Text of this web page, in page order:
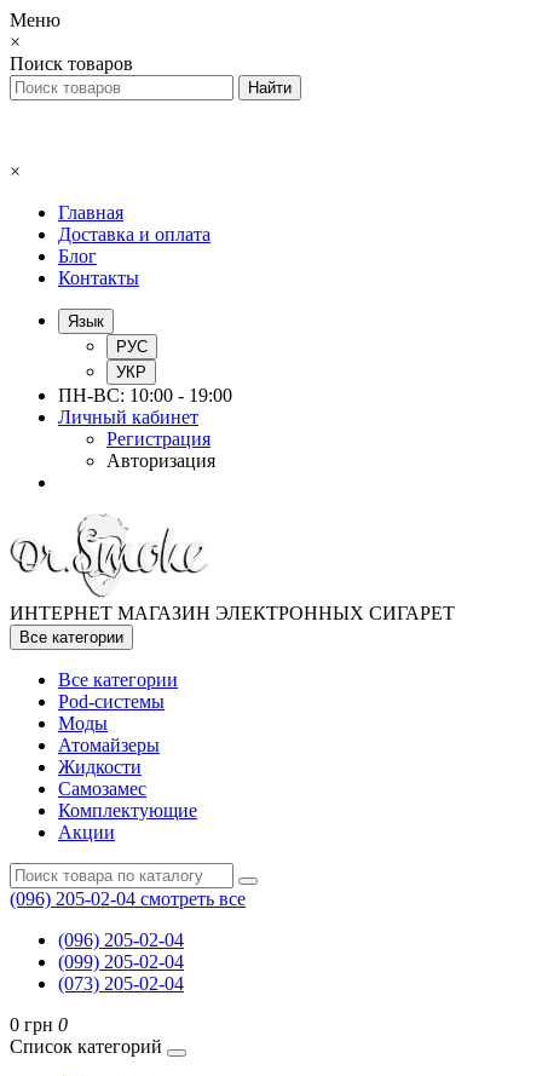
Меню
×
Поиск товаров
×
Главная
Доставка и оплата
Блог
Контакты
Язык
РУС
УКР
ПН-ВС: 10:00 - 19:00
Личный кабинет
Регистрация
Авторизация
ИНТЕРНЕТ МАГАЗИН ЭЛЕКТРОННЫХ СИГАРЕТ
Все категории
Все категории
Pod-системы
Моды
Атомайзеры
Жидкости
Самозамес
Комплектующие
Акции
(096) 205-02-04 смотреть все
(096) 205-02-04
(099) 205-02-04
(073) 205-02-04
0 грн 0
Список категорий